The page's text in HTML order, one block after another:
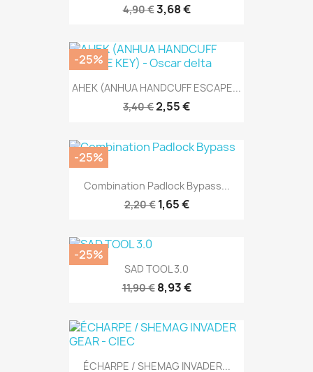
4,90 €3,68 €
AHEK (ANHUA HANDCUFF ESCAPE...
3,40 €2,55 €
-25%
Combination Padlock Bypass...
2,20 € 1,65 €
-25%
SAD TOOL 3.0
11,90 € 8,93 €
-25%
ÉCHARPE / SHEMAG INVADER...